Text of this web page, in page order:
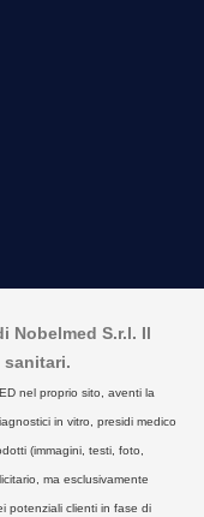
Nobelmed S.r.l. Il
sanitari.
nel proprio sito, aventi la
in vitro, presidi medico
(immagini, testi, foto,
ma esclusivamente
potenziali clienti in fase di